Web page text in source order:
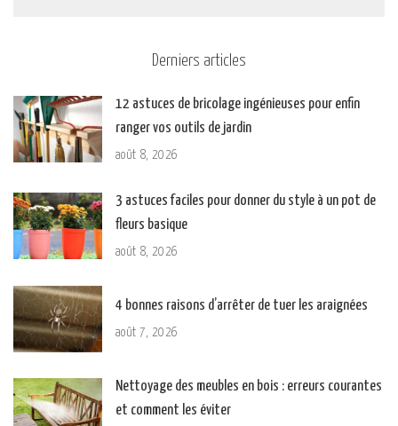
Derniers articles
12 astuces de bricolage ingénieuses pour enfin
ranger vos outils de jardin
août 8, 2026
3 astuces faciles pour donner du style à un pot de
fleurs basique
août 8, 2026
4 bonnes raisons d’arrêter de tuer les araignées
août 7, 2026
Nettoyage des meubles en bois : erreurs courantes
et comment les éviter